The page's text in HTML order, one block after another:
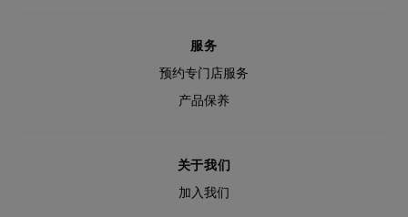
服务
预约专门店服务
产品保养
关于我们
加入我们